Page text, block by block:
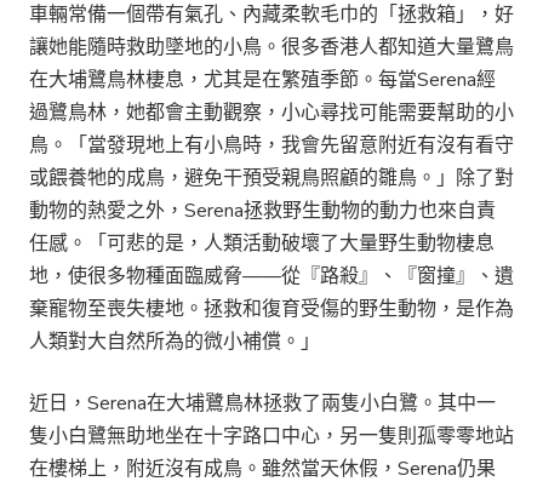
車輛常備一個帶有氣孔、內藏柔軟毛巾的「拯救箱」，好
讓她能隨時救助墜地的小鳥。很多香港人都知道大量鷺鳥
在大埔鷺鳥林棲息，尤其是在繁殖季節。每當Serena經
過鷺鳥林，她都會主動觀察，小心尋找可能需要幫助的小
鳥。「當發現地上有小鳥時，我會先留意附近有沒有看守
或餵養牠的成鳥，避免干預受親鳥照顧的雛鳥。」除了對
動物的熱愛之外，Serena拯救野生動物的動力也來自責
任感。「可悲的是，人類活動破壞了大量野生動物棲息
地，使很多物種面臨威脅——從『路殺』、『窗撞』、遺
棄寵物至喪失棲地。拯救和復育受傷的野生動物，是作為
人類對大自然所為的微小補償。」
近日，Serena在大埔鷺鳥林拯救了兩隻小白鷺。其中一
隻小白鷺無助地坐在十字路口中心，另一隻則孤零零地站
在樓梯上，附近沒有成鳥。雖然當天休假，Serena仍果